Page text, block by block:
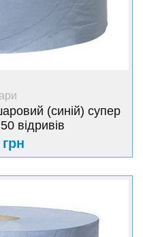
(синій) супер
відривів